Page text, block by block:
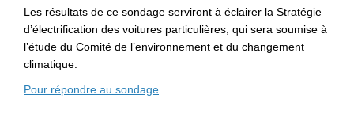
Les résultats de ce sondage serviront à éclairer la Stratégie
d’électrification des voitures particulières, qui sera soumise à
l’étude du Comité de l’environnement et du changement
climatique.
Pour répondre au sondage(Liens externes)